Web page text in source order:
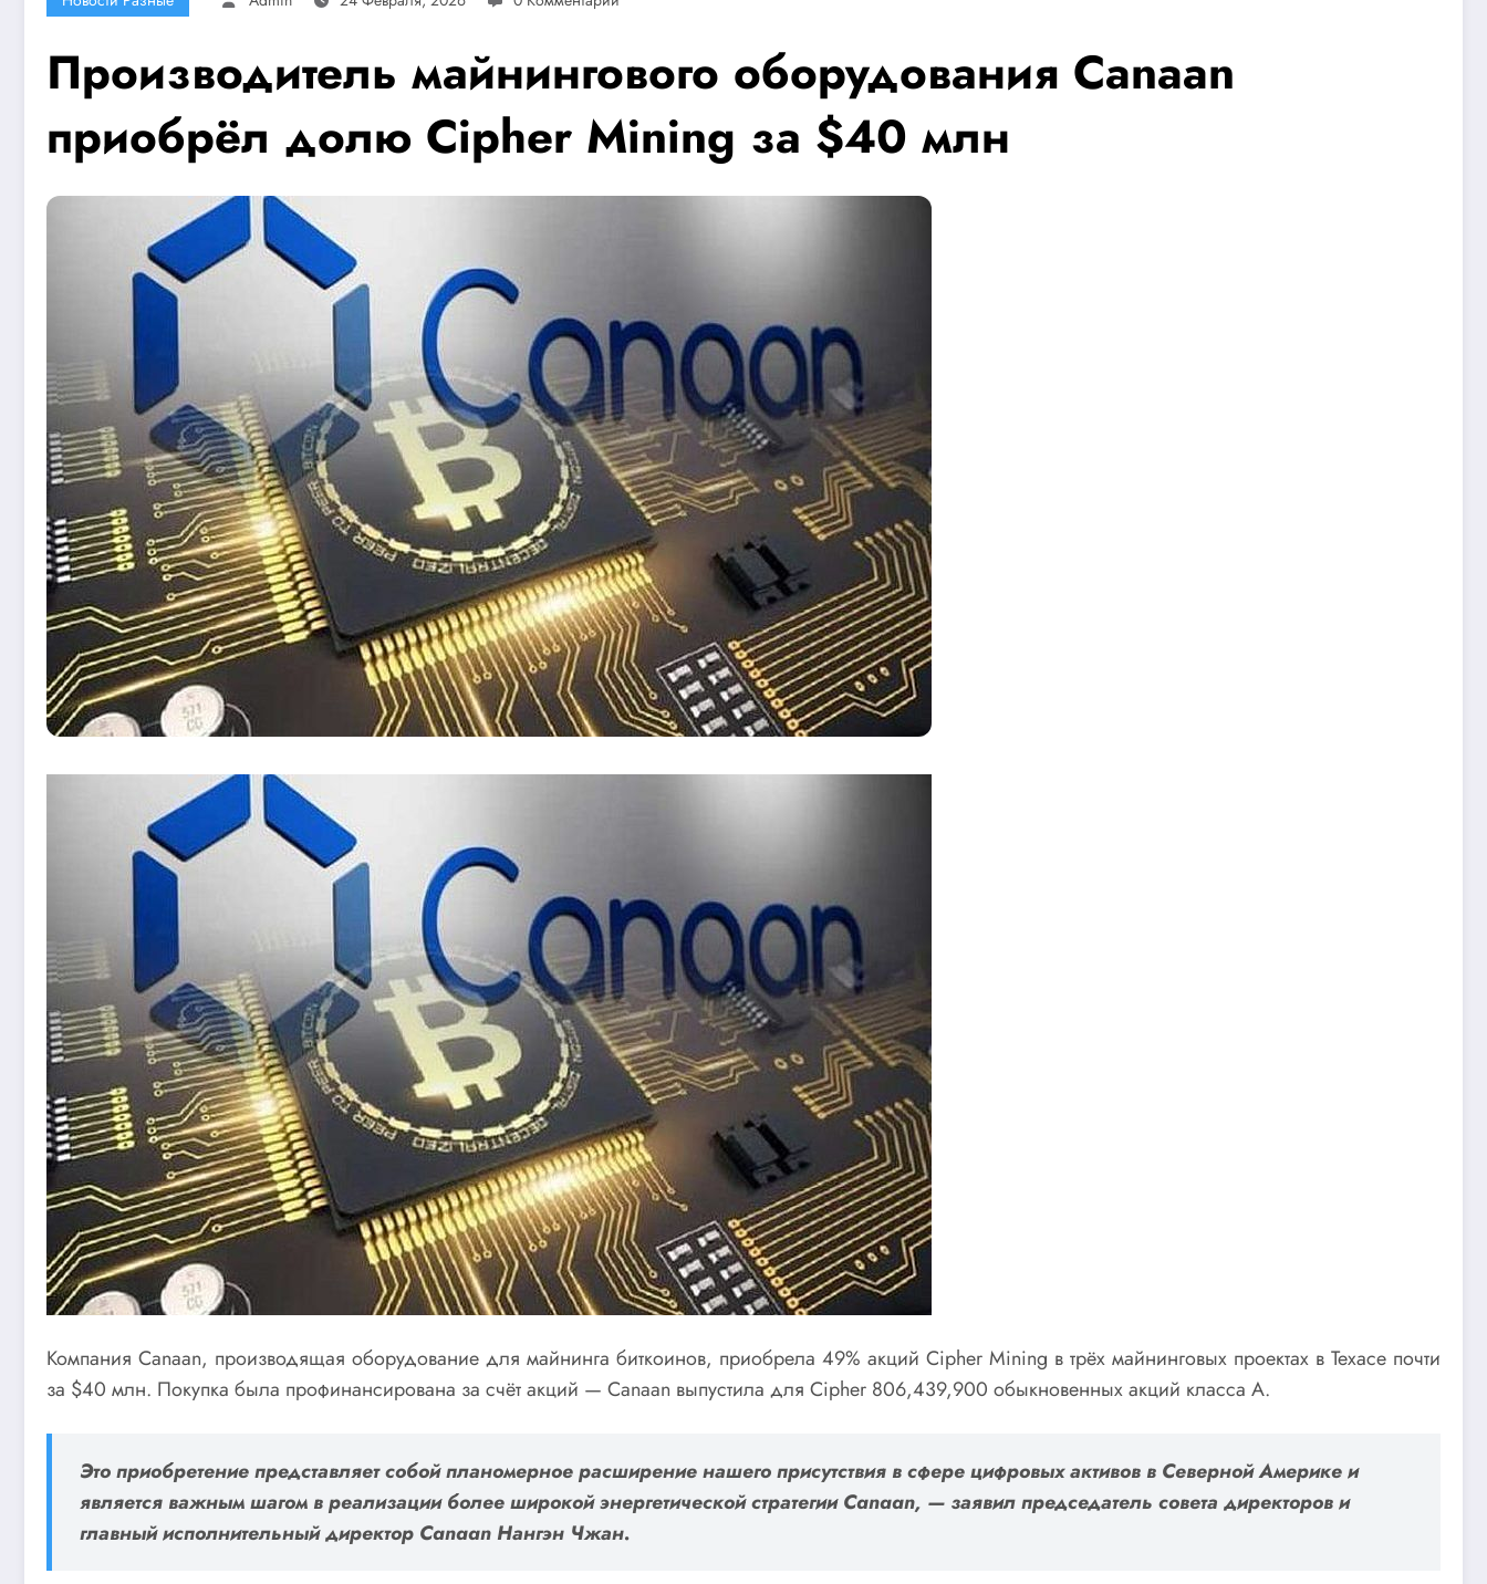
Производитель майнингового оборудования Canaan
приобрёл долю Cipher Mining за $40 млн
Компания Canaan, производящая оборудование для майнинга биткоинов, приобрела 49% акций Cipher Mining в трёх майнинговых проектах в Техасе почти
за $40 млн. Покупка была профинансирована за счёт акций — Canaan выпустила для Cipher 806,439,900 обыкновенных акций класса А.
Это приобретение представляет собой планомерное расширение нашего присутствия в сфере цифровых активов в Северной Америке и
является важным шагом в реализации более широкой энергетической стратегии Canaan, — заявилпредседатель совета директоров и
главный исполнительный директор CanaanНангэн Чжан.